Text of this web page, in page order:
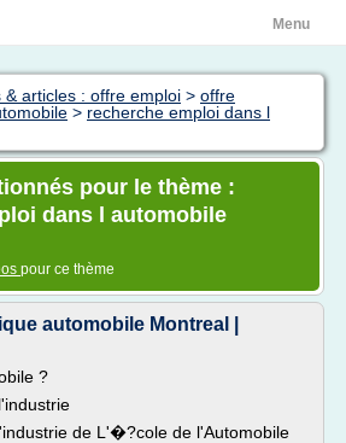
Menu
& articles : offre emploi > offre
> recherche emploi dans l
pour le thème :
dans l automobile
pour ce thème
automobile Montreal |
?
de L'�?cole de l'Automobile